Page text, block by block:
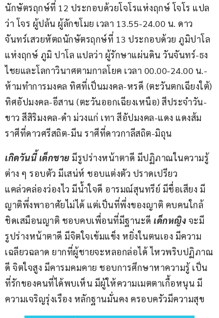
นักษัตรฤกษ์ที่ 12 ประกอบด้วยโจโรแห่งฤกษ์ โจโร แปล
ว่า โจร ผู้ปล้น ผู้ลักขโมย เวลา 13.55-24.00 น. ดาว
จันทร์เสวยหัตถนักษัตรฤกษ์ที่ 13 ประกอบด้วย ภูมิปาโล
แห่งฤกษ์ ภูมิ ปาโล แปลว่า ผู้รักษาแผ่นดิน วันจันทร์-ธง
ไชยและโลกาวินาศตามกาลโยค เวลา 00.00-24.00 น.-
ห้ามทำการมงคล ทิศที่เป็นมงคล-หรดี (ตะวันตกเฉียงใต้)
ทิศอัปมงคล-อีสาน (ตะวันออกเฉียงเหนือ) สีประจำวัน-
ขาว สีสิริมงคล-ดำ ม่วงแก่ เทา สีอัปมงคล-แดง แดงส้ม
ราศีที่ดาวศรีสถิต-มีน ราศีที่ดาวกาลีสถิต-มิถุน
เกิดวันนี้ เด็กชาย มีรูปร่างหน้าตาดี มีปฏิภาณในความรู้
ต่าง ๆ รอบตัว มีเสน่ห์ ชอบแต่งตัว ปราดเปรียว
แคล่วคล่องว่องไว มีน้ำใจดี อารมณ์สุนทรีย์ มีชื่อเสียง มี
ญาติพึ่งพาอาศัยไม่ได้ แต่เป็นที่พึ่งของญาติ คบคนใกล้
ชิดเสมือนญาติ ชอบคบเพื่อนที่มีฐานะดี เด็กหญิง จะมี
รูปร่างหน้าตาดี มีจิตใจเข้มแข็ง หยิ่งในตนเอง มีความ
เฉลียวฉลาด ยากที่ผู้ชายจะหลอกล่อได้ ไหวพริบปฏิภาณ
ดี จิตใจสูง มีคารมคมคาย ชอบการศึกษาหาความรู้ เป็น
ที่รักของคนที่ได้พบเห็น มีผู้ให้ความเมตตาเกื้อหนุน มี
ความเจริญรุ่งเรือง หลักฐานมั่นคง ครอบครัวมีความสุข